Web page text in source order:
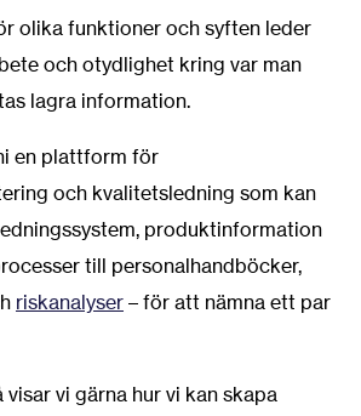
olika funktioner och syften leder
och otydlighet kring var man
lagra information.
en plattform för
och kvalitetsledning som kan
produktinformation
till personalhandböcker,
riskanalyser – för att nämna ett par
visar vi gärna hur vi kan skapa